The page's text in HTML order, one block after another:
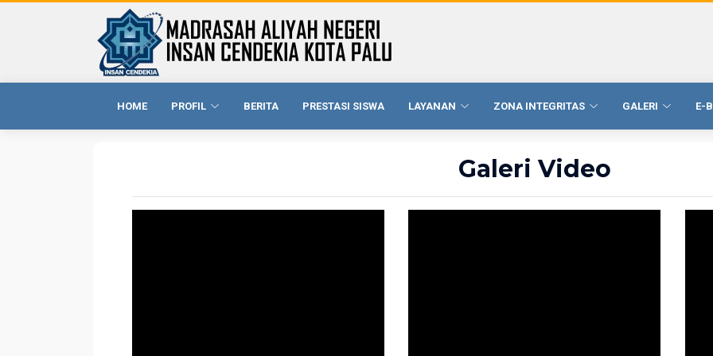
HOME PROFIL BERITA PRESTASI SISWA LAYANAN ZONA INTEGRITAS GALERI E-
Galeri Video